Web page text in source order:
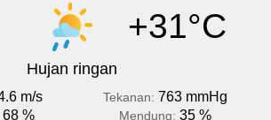
+31°C
Hujan ringan
m/s Tekanan: 763 mmHg
68 % Mendung: 35 %